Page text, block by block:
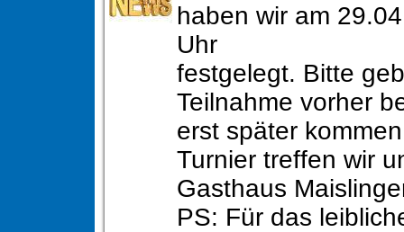
haben wir am
Uhr
festgelegt. Bitte
Teilnahme vorher
erst später
Turnier treffen wir
Gasthaus
PS: Für das